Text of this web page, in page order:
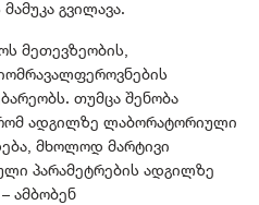
გვილავა.
მეთევზეობის,
თუმცა შენობა
ადგილზე ლაბორატორიული
მხოლოდ მარტივი
პარამეტრების ადგილზე
ამბობენ